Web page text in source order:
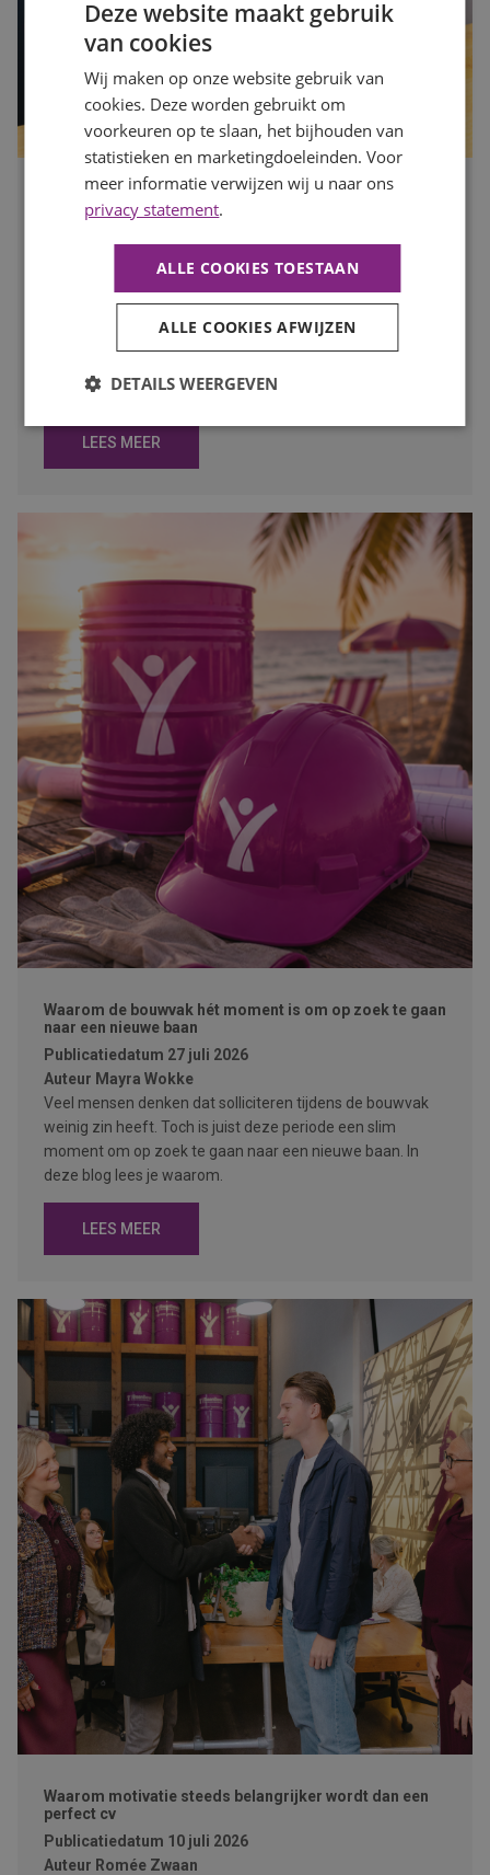
Is jouw organisatie klaar voor de drukke maanden? Zo
zorg je dat je op tijd de juiste mensen vindt
Publicatiedatum7 augustus 2026
Mayra Wokke
Na de zomervakantie komt de arbeidsmarkt weer volop in
te kijken en op tijd in te spelen op de personeelsbehoefte
vroeg starten met werven het verschil kan maken.
LEES MEER
Waarom de bouwvak hét moment is om op zoek te gaan
naar een nieuwe baan
Publicatiedatum 27 juli 2026
Auteur Mayra Wokke
Veel mensen denken dat solliciteren tijdens de bouwvak
weinig zin heeft. Toch is juist deze periode een slim
moment om op zoek te gaan naar een nieuwe baan. In
deze blog lees je waarom.
LEES MEER
Waarom motivatie steeds belangrijker wordt dan een
perfect cv
Publicatiedatum 10 juli 2026
Auteur Romée Zwaan
Deze website maakt gebruik
van cookies
Wij maken op onze website gebruik van
cookies. Deze worden gebruikt om
voorkeuren op te slaan, het bijhouden van
statistieken en marketingdoeleinden. Voor
meer informatie verwijzen wij u naar ons
privacy statement.
ALLE COOKIES TOESTAAN
ALLE COOKIES AFWIJZEN
DETAILS WEERGEVEN